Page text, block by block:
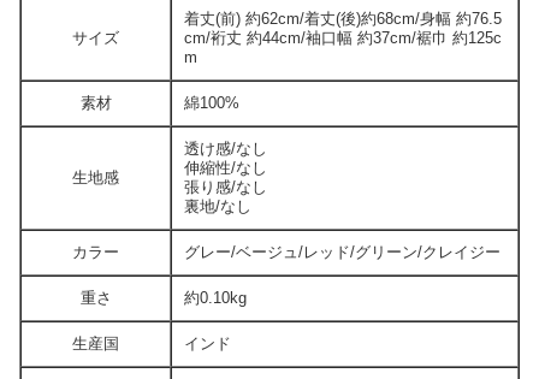
サイズ
着丈(前) 約62cm/着丈(後)約68cm/身幅 約76.5
cm/裄丈 約44cm/袖口幅 約37cm/裾巾 約125c
m
素材 綿100%
生地感
透け感/なし
伸縮性/なし
張り感/なし
裏地/なし
カラー グレー/ベージュ/レッド/グリーン/クレイジー
重さ 約0.10kg
生産国 インド